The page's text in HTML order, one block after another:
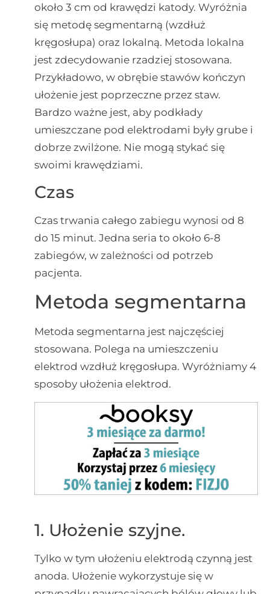
około 3 cm od krawędzi katody. Wyróżnia
się metodę segmentarną (wzdłuż
kręgosłupa) oraz lokalną. Metoda lokalna
jest zdecydowanie rzadziej stosowana.
Przykładowo, w obrębie stawów kończyn
ułożenie jest poprzeczne przez staw.
Bardzo ważne jest, aby podkłady
umieszczane pod elektrodami były grube i
dobrze zwilżone. Nie mogą stykać się
swoimi krawędziami.
Czas
Czas trwania całego zabiegu wynosi od 8
do 15 minut. Jedna seria to około 6-8
zabiegów, w zależności od potrzeb
pacjenta.
Metoda segmentarna
Metoda segmentarna jest najczęściej
stosowana. Polega na umieszczeniu
elektrod wzdłuż kręgosłupa. Wyróżniamy 4
sposoby ułożenia elektrod.
1. Ułożenie szyjne.
Tylko w tym ułożeniu elektrodą czynną jest
anoda. Ułożenie wykorzystuje się w